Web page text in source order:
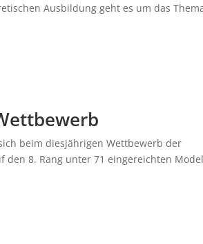
Ausbildung geht es um das
beim diesjährigen Wettbewerb der
8. Rang unter 71 eingereichten